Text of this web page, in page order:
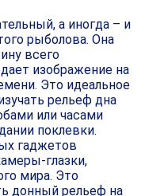
а иногда – и
рыболова. Она
всего
изображение на
Это идеальное
рельеф дна
или часами
поклевки.
гаджетов
глазки,
мира. Это
донный рельеф на